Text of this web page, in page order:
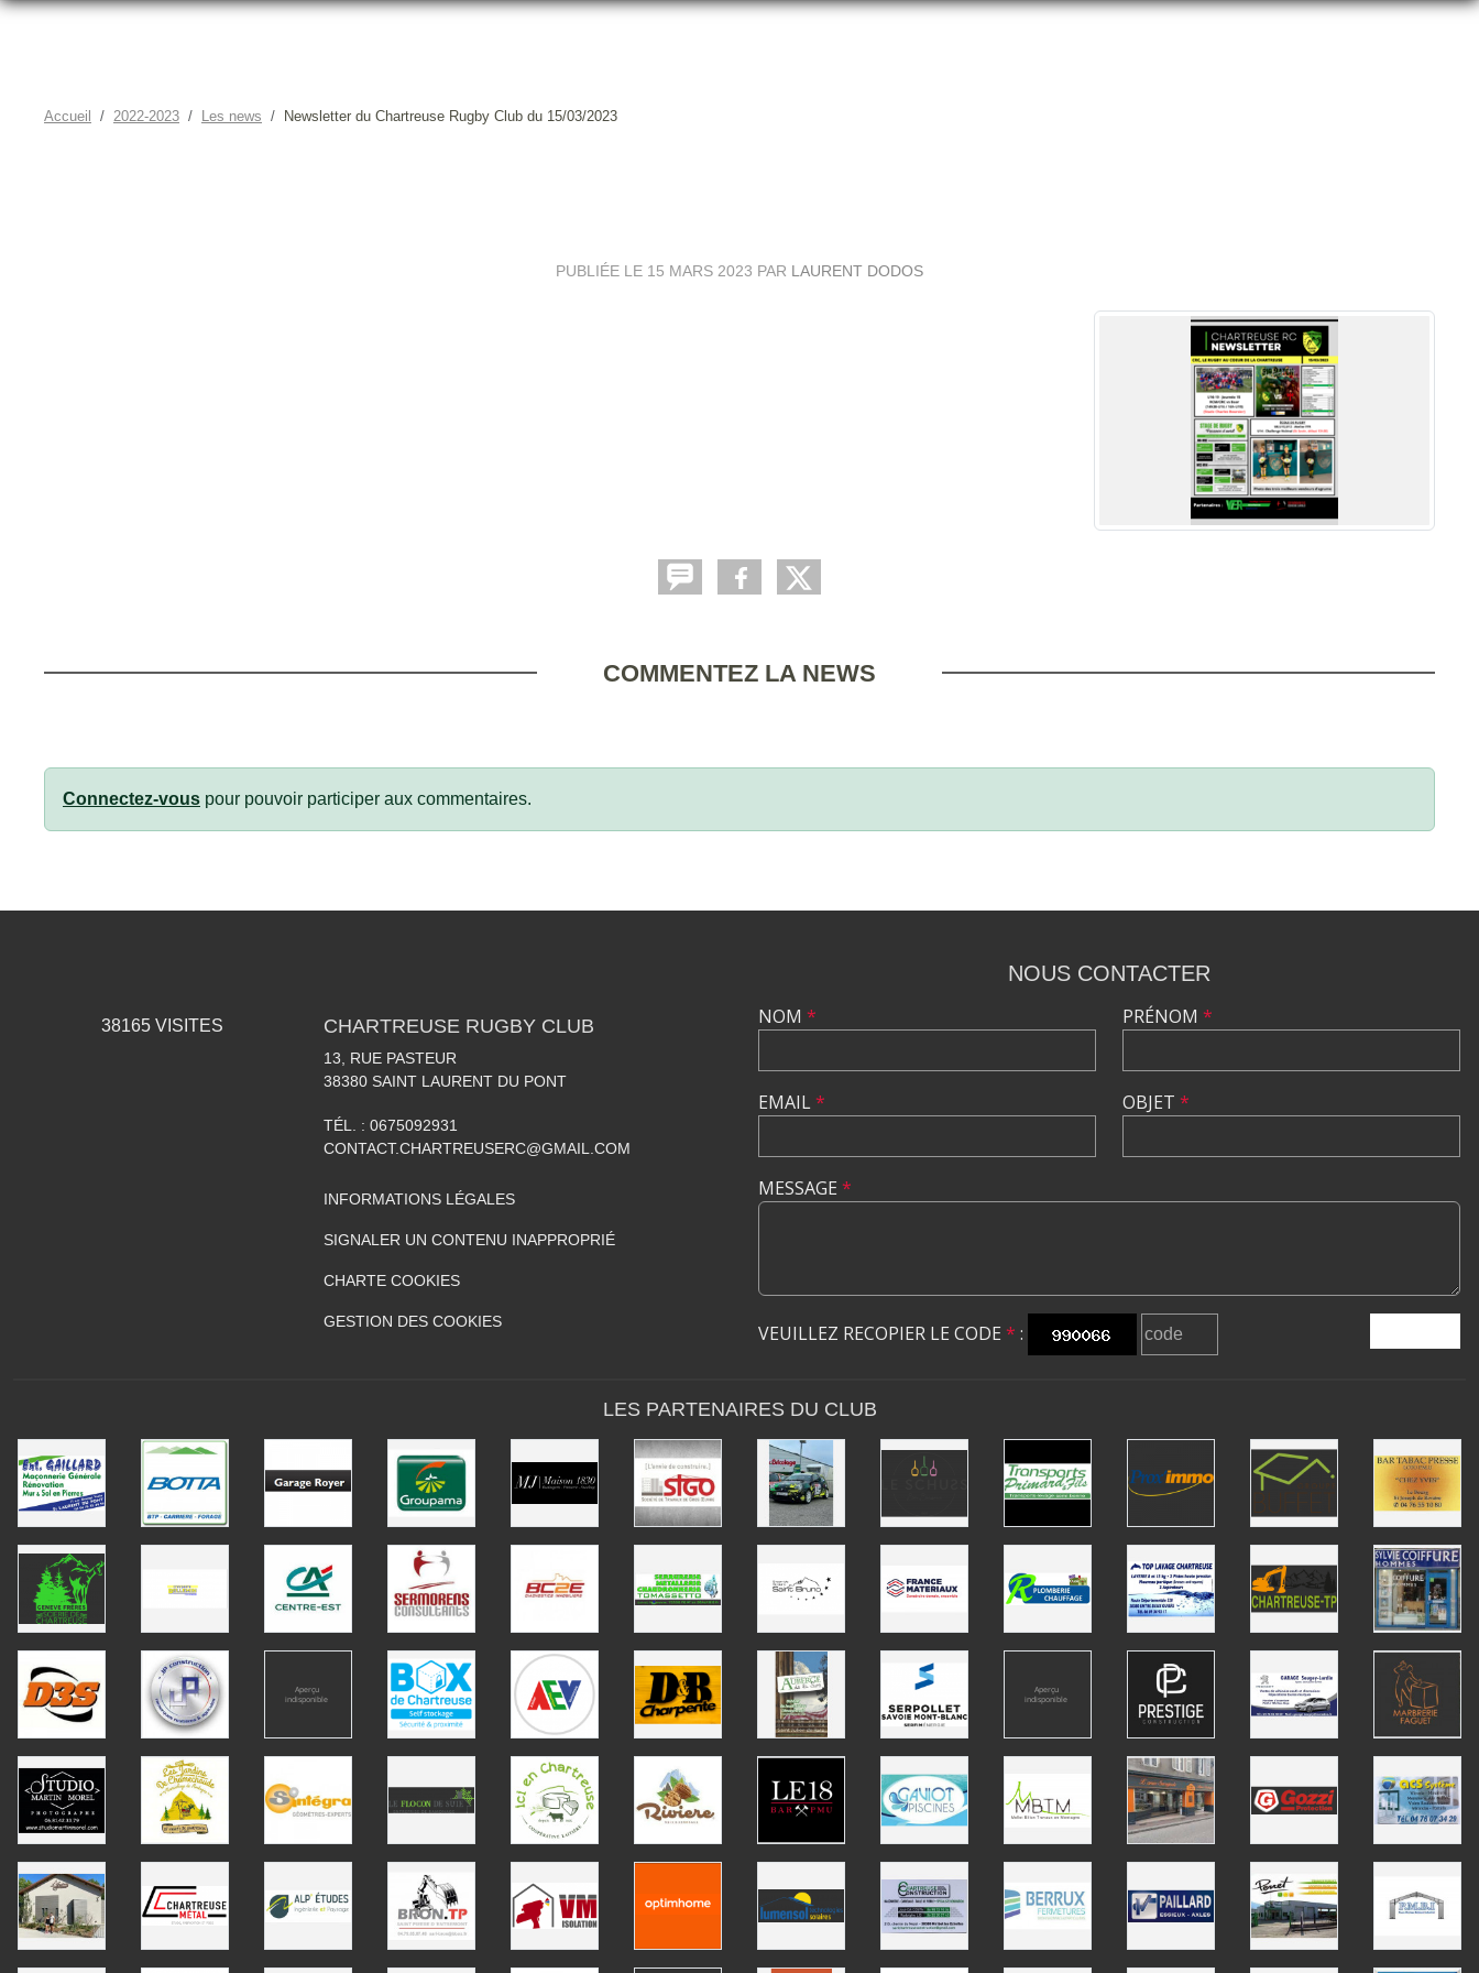
Accueil 2022-2023 Les news Newsletter du Chartreuse Rugby Club du 15/03/2023
PUBLIÉE LE 15 MARS 2023 PAR LAURENT DODOS
COMMENTEZ LA NEWS
Connectez-vous pour pouvoir participer aux commentaires.
38165VISITES CHARTREUSE RUGBY CLUB
13, RUE PASTEUR
38380 SAINT LAURENT DU PONT
TÉL. : 0675092931
CONTACT.CHARTREUSERC@GMAIL.COM
INFORMATIONS LÉGALES
SIGNALER UN CONTENU INAPPROPRIÉ
CHARTE COOKIES
GESTION DES COOKIES
NOUS CONTACTER
NOM *
EMAIL*
PRÉNOM *
OBJET *
MESSAGE *
VEUILLEZ RECOPIER LE CODE * :
LES PARTENAIRES DU CLUB